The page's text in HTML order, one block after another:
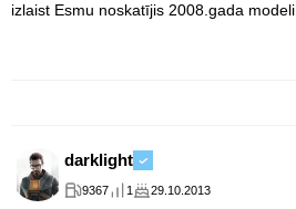
izlaist Esmu noskatījis 2008.gada modeli.
darklight
9367 1 29.10.2013